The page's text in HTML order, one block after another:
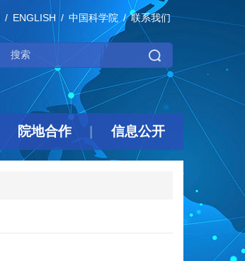
ENGLISH 中国科学院 联系我们
院地合作 信息公开